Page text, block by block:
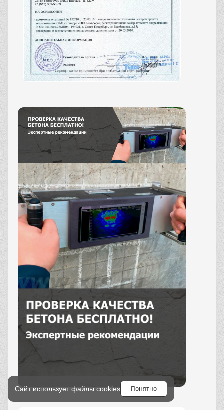
Сайт использует файлы cookies Понятно